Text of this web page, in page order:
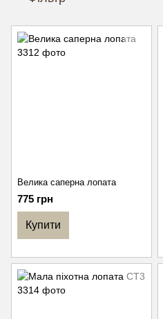
Велика саперна лопата
775 грн
Купити